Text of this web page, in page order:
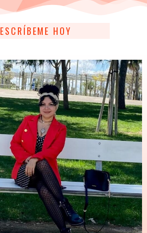
ESCRÍBEME HOY